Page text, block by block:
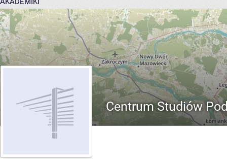
POMOC
Centrum Studiów